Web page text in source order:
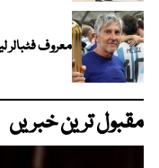
معروف فٹبالر
مقبول ترین خبریں